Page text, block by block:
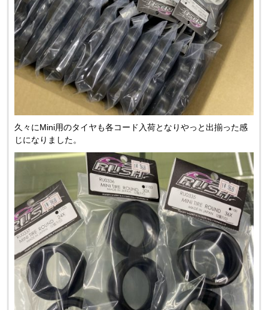
久々にMini用のタイヤも各コード入荷となりやっと出揃った感
じになりました。